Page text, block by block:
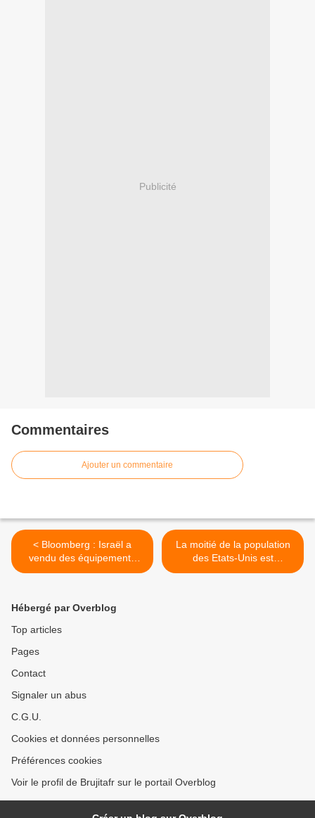
Publicité
Commentaires
Ajouter un commentaire
< Bloomberg : Israël a
vendu des équipements
d'écoute à l'Iran
La moitié de la population
des Etats-Unis est
officiellement pauvre >
Hébergé par Overblog
Top articles
Pages
Contact
Signaler un abus
C.G.U.
Cookies et données personnelles
Préférences cookies
Voir le profil de Brujitafr sur le portail Overblog